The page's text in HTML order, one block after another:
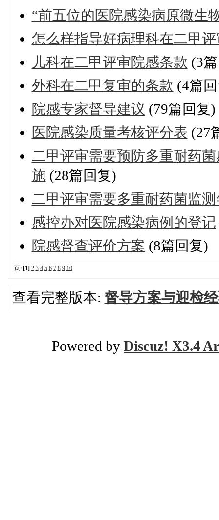
“前五位的医院感染病原微生
怎么样指导好病理科在二甲
儿科在二甲评审院感条款 (3
外科在二甲复审的条款 (4篇
院感专家督导建议 (79篇回复)
医院感染质量考核评分表 (27
二甲评审需要预防多重耐药
施(28篇回复)
二甲评审需要多重耐药菌监
感控办对医院感染病例的登记
院感督查评价方案 (8篇回复)
页: [1] 2 3 4 5 6 7 8 9 10
查看完整版本: 督导方案与迎检
Powered by Discuz! X3.4